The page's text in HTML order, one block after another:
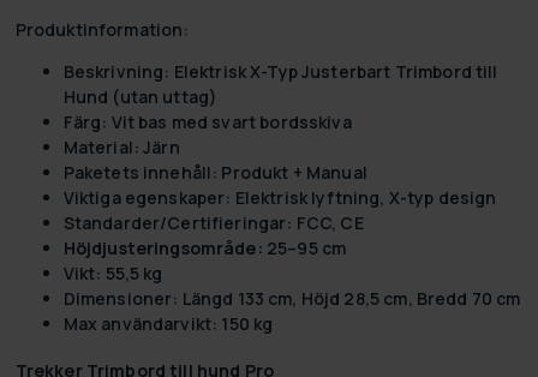
Produktinformation:
Beskrivning: Elektrisk X-Typ Justerbart Trimbord till
Hund (utan uttag)
Färg: Vit bas med svart bordsskiva
Material: Järn
Paketets innehåll: Produkt + Manual
Viktiga egenskaper: Elektrisk lyftning, X-typ design
Standarder/Certifieringar: FCC, CE
Höjdjusteringsområde: 25–95 cm
Vikt: 55,5 kg
Dimensioner: Längd 133 cm, Höjd 28,5 cm, Bredd 70 cm
Max användarvikt: 150 kg
Trekker Trimbord till hund Pro